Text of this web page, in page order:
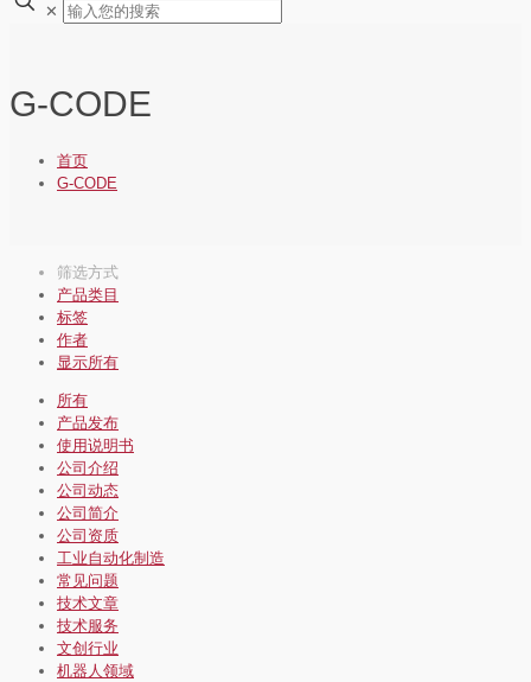
✕
G-CODE
首页
G-CODE
筛选方式
产品类目
标签
作者
显示所有
所有
产品发布
使用说明书
公司介绍
公司动态
公司简介
公司资质
工业自动化制造
常见问题
技术文章
技术服务
文创行业
机器人领域